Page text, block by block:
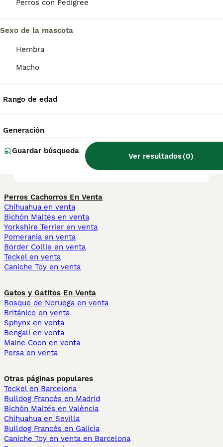
Perros con Pedigree
Sexo de la mascota
Hembra
Macho
Rango de edad
Generación
Guardar búsqueda
Ver resultados(0)
¿Es el terrier de Glen of
¿Es raro el terrier de Glen of
¿Qué tamaño tiene un Glen
of Imaal Terrier?
Perros Cachorros En Venta
Chihuahua en venta
Bichón Maltés en venta
Yorkshire Terrier en venta
Pomerania en venta
Border Collie en venta
Teckel en venta
Caniche Toy en venta
Gatos y Gatitos En Venta
Bosque de Noruega en venta
Británico en venta
Sphynx en venta
Bengalí en venta
Maine Coon en venta
Persa en venta
Otras páginas populares
Teckel en Barcelona
Bulldog Francés en Madrid
Bichón Maltés en València
Chihuahua en Sevilla
Bulldog Francés en Galicia
Caniche Toy en venta en Barcelona